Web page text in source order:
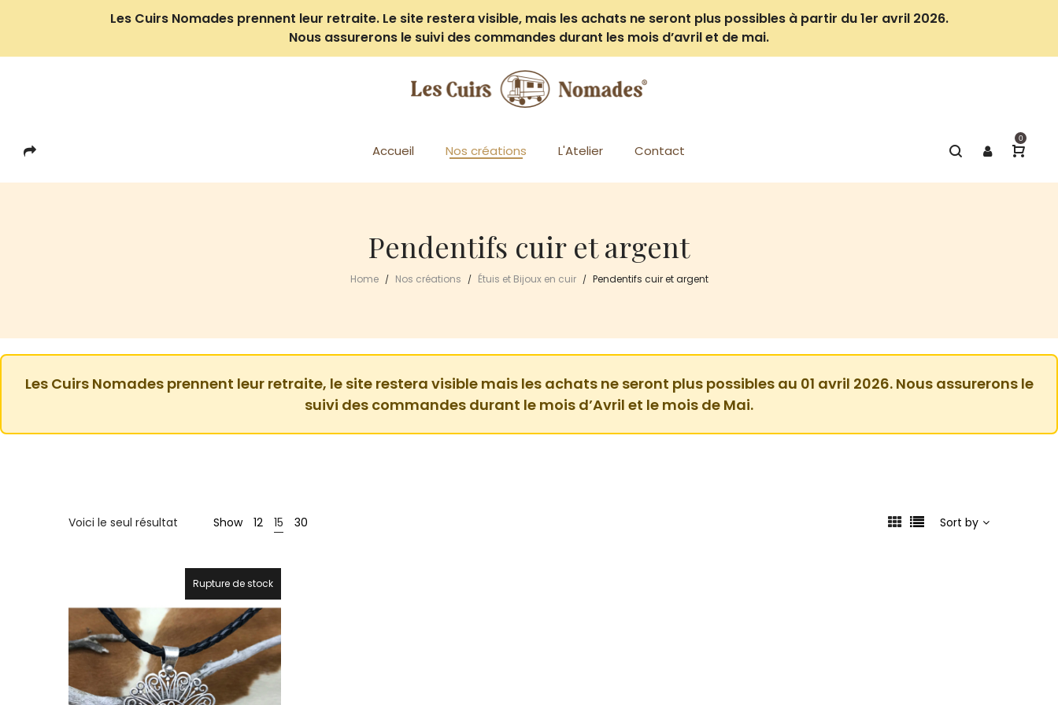
Les Cuirs Nomades prennent leur retraite. Le site restera visible, mais les achats ne seront plus possibles à partir du 1er avril 2026.
Nous assurerons le suivi des commandes durant les mois d’avril et de mai.
Accueil Nos créations L'Atelier Contact
0
Pendentifs cuir et argent
Home / Nos créations / Étuis et Bijoux en cuir / Pendentifs cuir et argent
Les Cuirs Nomades prennent leur retraite, le site restera visible mais les achats ne seront plus possibles au 01 avril 2026. Nous assurerons le
suivi des commandes durant le mois d’Avril et le mois de Mai.
Voici le seul résultat Show 12 15 30 Sort by
20%
Rupture de stock